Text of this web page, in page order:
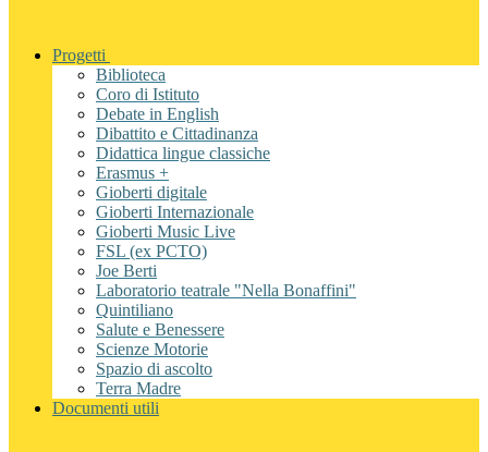
Progetti
Biblioteca
Coro di Istituto
Debate in English
Dibattito e Cittadinanza
Didattica lingue classiche
Erasmus +
Gioberti digitale
Gioberti Internazionale
Gioberti Music Live
FSL (ex PCTO)
Joe Berti
Laboratorio teatrale "Nella Bonaffini"
Quintiliano
Salute e Benessere
Scienze Motorie
Spazio di ascolto
Terra Madre
Documenti utili